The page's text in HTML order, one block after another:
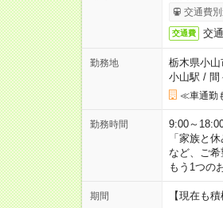
交通費
交通費 交
勤務地
栃木県小山
小山駅 / 間
≪車通勤
勤務時間
9:00～
「家族と
など、ご
もう1つの
期間 【現在も